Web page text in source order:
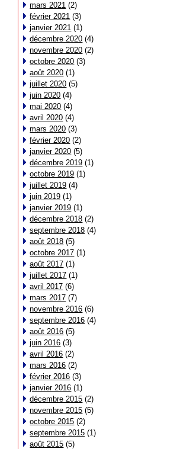
mars 2021 (2)
février 2021 (3)
janvier 2021 (1)
décembre 2020 (4)
novembre 2020 (2)
octobre 2020 (3)
août 2020 (1)
juillet 2020 (5)
juin 2020 (4)
mai 2020 (4)
avril 2020 (4)
mars 2020 (3)
février 2020 (2)
janvier 2020 (5)
décembre 2019 (1)
octobre 2019 (1)
juillet 2019 (4)
juin 2019 (1)
janvier 2019 (1)
décembre 2018 (2)
septembre 2018 (4)
août 2018 (5)
octobre 2017 (1)
août 2017 (1)
juillet 2017 (1)
avril 2017 (6)
mars 2017 (7)
novembre 2016 (6)
septembre 2016 (4)
août 2016 (5)
juin 2016 (3)
avril 2016 (2)
mars 2016 (2)
février 2016 (3)
janvier 2016 (1)
décembre 2015 (2)
novembre 2015 (5)
octobre 2015 (2)
septembre 2015 (1)
août 2015 (5)